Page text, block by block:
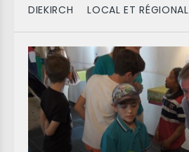
DIEKIRCH LOCAL ET RÉGIONAL